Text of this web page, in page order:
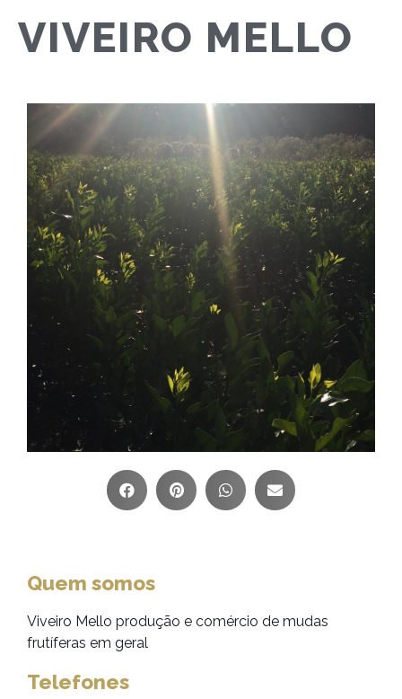
VIVEIRO MELLO
Quem somos
Viveiro Mello produção e comércio de mudas
frutíferas em geral
Telefones